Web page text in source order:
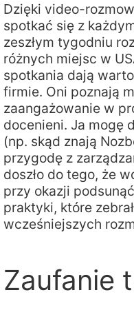
Dzięki video-
spotkać się z
zeszłym tygodniu
różnych miejsc w
spotkania dają
firmie. Oni poznają
zaangażowanie w
docenieni. Ja mogę
(np. skąd znają
przygodę z
doszło do tego, że
przy okazji
praktyki, które
wcześniejszych
Zaufanie